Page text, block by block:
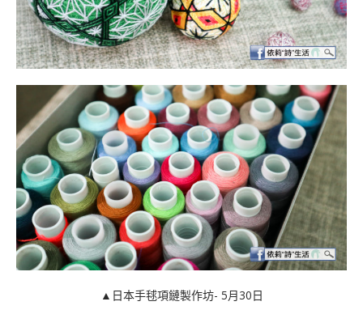
▲日本手毬項鏈製作坊- 5月30日